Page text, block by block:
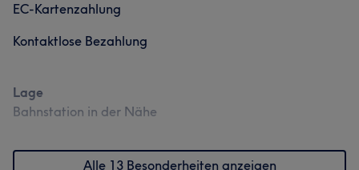
EC-Kartenzahlung
Kontaktlose Bezahlung
Lage
Bahnstation in der Nähe
Alle 13 Besonderheiten anzeigen